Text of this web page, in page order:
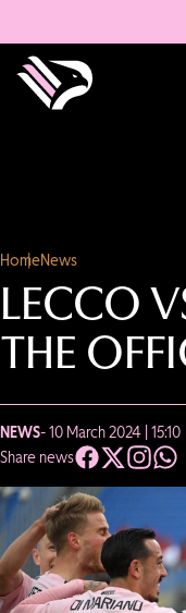
HomeNews
LECCO
THE
NEWS- 10 March 2024 | 15:10
Share news